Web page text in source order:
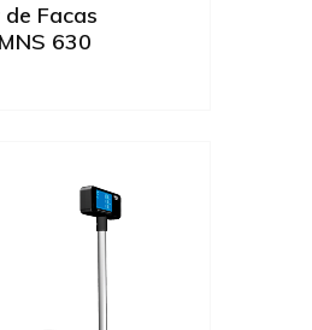
Facas
630